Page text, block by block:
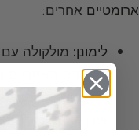
ארומטיים אחרים:
לימונן: מולקולה
השמנים האתריים
ומצמחים ארומטיים
אורן לאונדי,